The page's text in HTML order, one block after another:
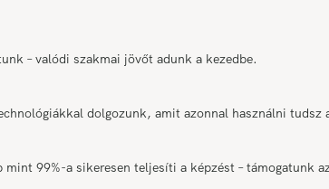
– valódi szakmai jövőt adunk a kezedbe.
dolgozunk, amit azonnal használni tudsz
mint 99%-a sikeresen teljesíti a képzést – támogatunk